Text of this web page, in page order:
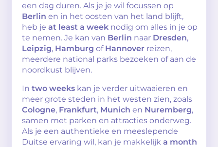
een dag duren. Als je je wil focussen op
Berlin en in het oosten van het land blijft,
heb je at least a week nodig om alles in je op
te nemen. Je kan van Berlin naar Dresden,
Leipzig, Hamburg of Hannover reizen,
meerdere national parks bezoeken of aan de
noordkust blijven.
In two weeks kan je verder uitwaaieren en
meer grote steden in het westen zien, zoals
Cologne, Frankfurt, Munich en Nuremberg,
samen met parken en attracties onderweg.
Als je een authentieke en meeslepende
Duitse ervaring wil, kan je makkelijk a month